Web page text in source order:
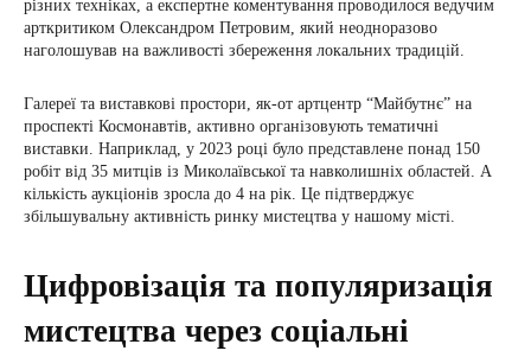
різних техніках, а експертне коментування проводилося ведучим
арткритиком Олександром Петровим, який неодноразово
наголошував на важливості збереження локальних традицій.
Галереї та виставкові простори, як-от артцентр “Майбутнє” на
проспекті Космонавтів, активно організовують тематичні
виставки. Наприклад, у 2023 році було представлене понад 150
робіт від 35 митців із Миколаївської та навколишніх областей. А
кількість аукціонів зросла до 4 на рік. Це підтверджує
збільшувальну активність ринку мистецтва у нашому місті.
Цифровізація та популяризація
мистецтва через соціальні